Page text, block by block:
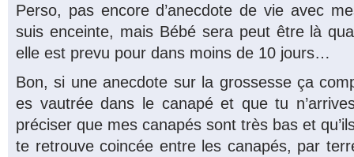
Perso, pas encore d’anecdote de vie avec
suis enceinte, mais Bébé sera peut être là
elle est prevu pour dans moins de 10 jours…
Bon, si une anecdote sur la grossesse ça
es vautrée dans le canapé et que tu
préciser que mes canapés sont très bas et
te retrouve coincée entre les canapés, par